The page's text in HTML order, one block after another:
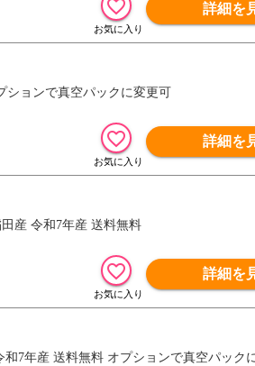
詳細を
ションで真空パックに変更可
詳細を
産 令和7年産 送料無料
詳細を
7年産 送料無料 オプションで真空パック